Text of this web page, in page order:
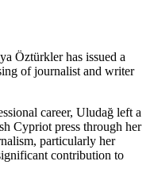
Öztürkler has issued a
of journalist and writer
career, Uludağ left a
Cypriot press through her
particularly her
contribution to